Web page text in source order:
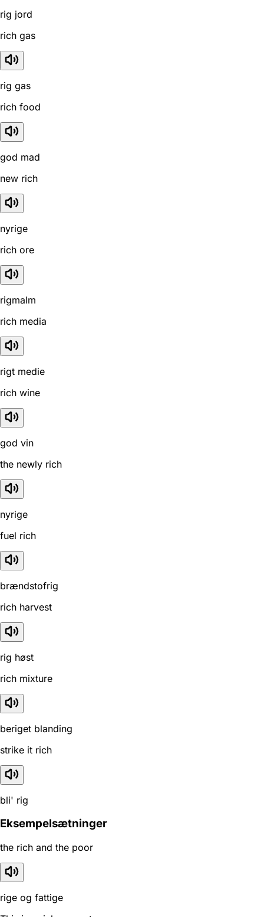
rig jord
rich gas
rig gas
rich food
god mad
new rich
nyrige
rich ore
rigmalm
rich media
rigt medie
rich wine
god vin
the newly rich
nyrige
fuel rich
brændstofrig
rich harvest
rig høst
rich mixture
beriget blanding
strike it rich
bli' rig
Eksempelsætninger
the rich and the poor
rige og fattige